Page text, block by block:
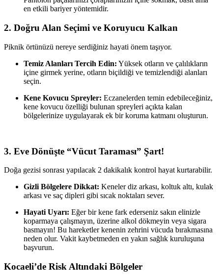
en etkili bariyer yöntemidir.
2. Doğru Alan Seçimi ve Koruyucu Kalkan
Piknik örtünüzü nereye serdiğiniz hayati önem taşıyor.
Temiz Alanları Tercih Edin: Yüksek otların ve çalılıkların
içine girmek yerine, otların biçildiği ve temizlendiği alanları
seçin.
Kene Kovucu Spreyler: Eczanelerden temin edebileceğiniz,
kene kovucu özelliği bulunan spreyleri açıkta kalan
bölgelerinize uygulayarak ek bir koruma katmanı oluşturun.
3. Eve Dönüşte “Vücut Taraması” Şart!
Doğa gezisi sonrası yapılacak 2 dakikalık kontrol hayat kurtarabilir.
Gizli Bölgelere Dikkat: Keneler diz arkası, koltuk altı, kulak
arkası ve saç dipleri gibi sıcak noktaları sever.
Hayati Uyarı: Eğer bir kene fark ederseniz sakın elinizle
koparmaya çalışmayın, üzerine alkol dökmeyin veya sigara
basmayın! Bu hareketler kenenin zehrini vücuda bırakmasına
neden olur. Vakit kaybetmeden en yakın sağlık kuruluşuna
başvurun.
Kocaeli’de Risk Altındaki Bölgeler